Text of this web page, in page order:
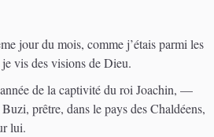
jour du mois, comme j’étais parmi les
vis des visions de Dieu.
de la captivité du roi Joachin, —
prêtre, dans le pays des Chaldéens,
lui.